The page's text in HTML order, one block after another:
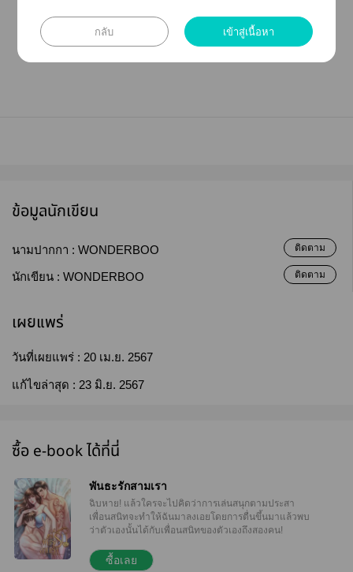
ข้อมูลนักเขียน
นามปากกา : WONDERBOO ติดตาม
นักเขียน : WONDERBOO ติดตาม
เผยแพร่
วันที่เผยแพร่ : 20 เม.ย. 2567
แก้ไขล่าสุด : 23 มิ.ย. 2567
ซื้อ e-book ได้ที่นี่
พันธะรักสามเรา
ฉิบหาย! แล้วใครจะไปคิดว่าการเล่นสนุกตามประสา
เพื่อนสนิทจะทำให้ฉันมาลงเอยโดยการตื่นขึ้นมาแล้วพบ
ว่าตัวเองนั้นได้กับเพื่อนสนิทของตัวเองถึงสองคน!
ซื้อเลย
กลับ เข้าสู่เนื้อหา